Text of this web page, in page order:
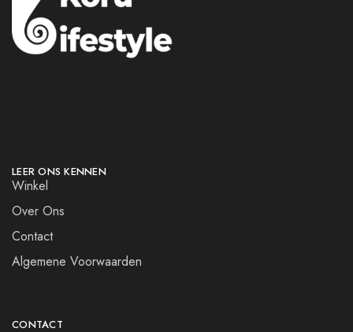
LEER ONS KENNEN
Winkel
Over Ons
Contact
Algemene Voorwaarden
CONTACT